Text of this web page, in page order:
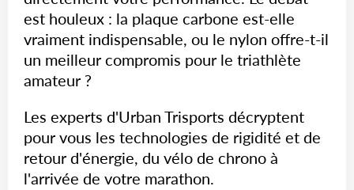
est houleux : la plaque carbone est-elle
vraiment indispensable, ou le nylon offre-t-il
un meilleur compromis pour le triathlète
amateur ?
Les experts d'Urban Trisports décryptent
pour vous les technologies de rigidité et de
retour d'énergie, du vélo de chrono à
l'arrivée de votre marathon.